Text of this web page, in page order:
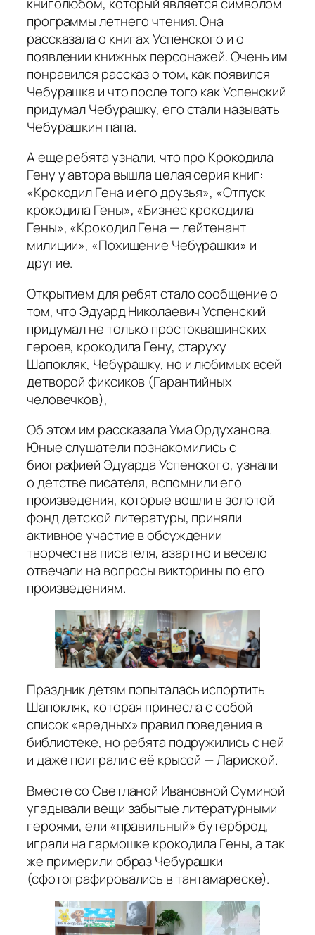
программы летнего чтения. Она
рассказала о книгах Успенского и о
появлении книжных персонажей. Очень им
понравился рассказ о том, как появился
Чебурашка и что после того как Успенский
придумал Чебурашку, его стали называть
Чебурашкин папа.
А еще ребята узнали, что про Крокодила
Гену у автора вышла целая серия книг:
«Крокодил Гена и его друзья», «Отпуск
крокодила Гены», «Бизнес крокодила
Гены», «Крокодил Гена — лейтенант
милиции», «Похищение Чебурашки» и
другие.
Открытием для ребят стало сообщение о
том, что Эдуард Николаевич Успенский
придумал не только простоквашинских
героев, крокодила Гену, старуху
Шапокляк, Чебурашку, но и любимых всей
детворой фиксиков (Гарантийных
человечков),
Об этом им рассказала Ума Ордуханова.
Юные слушатели познакомились с
биографией Эдуарда Успенского, узнали
о детстве писателя, вспомнили его
произведения, которые вошли в золотой
фонд детской литературы, приняли
активное участие в обсуждении
творчества писателя, азартно и весело
отвечали на вопросы викторины по его
произведениям.
Праздник детям попыталась испортить
Шапокляк, которая принесла с собой
список «вредных» правил поведения в
библиотеке, но ребята подружились с ней
и даже поиграли с её крысой — Лариской.
Вместе со Светланой Ивановной Суминой
угадывали вещи забытые литературными
героями, ели «правильный» бутерброд,
играли на гармошке крокодила Гены, а так
же примерили образ Чебурашки
(сфотографировались в тантамареске).